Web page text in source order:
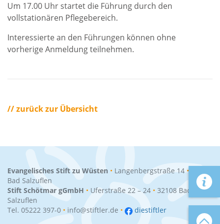
Um 17.00 Uhr startet die Führung durch den
vollstationären Pflegebereich.
Interessierte an den Führungen können ohne
vorherige Anmeldung teilnehmen.
// zurück zur Übersicht
Evangelisches Stift zu Wüsten • Langenbergstraße 14 •
Bad Salzuflen
Stift Schötmar gGmbH • Uferstraße 22 – 24 • 32108 Bad
Salzuflen
Tel. 05222 397-0 • info@stiftler.de • diestiftler